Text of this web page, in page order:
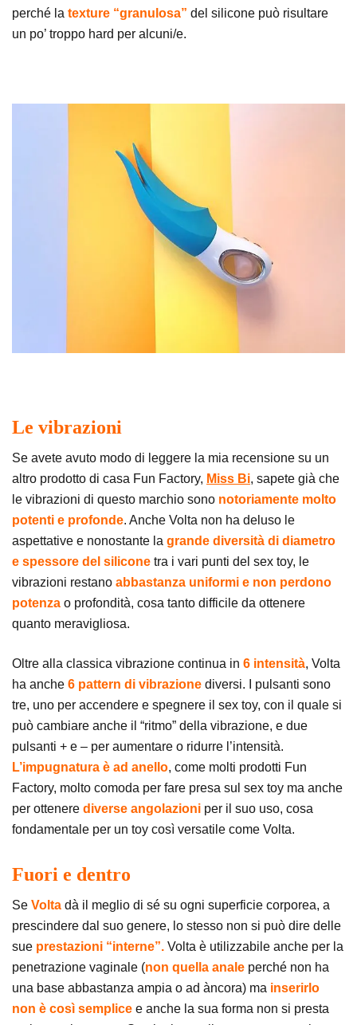
perché la texture “granulosa” del silicone può risultare
un po’ troppo hard per alcuni/e.
Le vibrazioni
Se avete avuto modo di leggere la mia recensione su un
altro prodotto di casa Fun Factory, Miss Bi, sapete già che
le vibrazioni di questo marchio sono notoriamente molto
potenti e profonde. Anche Volta non ha deluso le
aspettative e nonostante la grande diversità di diametro
e spessore del silicone tra i vari punti del sex toy, le
vibrazioni restano abbastanza uniformi e non perdono
potenza o profondità, cosa tanto difficile da ottenere
quanto meravigliosa.
Oltre alla classica vibrazione continua in 6 intensità, Volta
ha anche 6 pattern di vibrazione diversi. I pulsanti sono
tre, uno per accendere e spegnere il sex toy, con il quale si
può cambiare anche il “ritmo” della vibrazione, e due
pulsanti + e – per aumentare o ridurre l’intensità.
L’impugnatura è ad anello, come molti prodotti Fun
Factory, molto comoda per fare presa sul sex toy ma anche
per ottenere diverse angolazioni per il suo uso, cosa
fondamentale per un toy così versatile come Volta.
Fuori e dentro
Se Volta dà il meglio di sé su ogni superficie corporea, a
prescindere dal suo genere, lo stesso non si può dire delle
sue prestazioni “interne”. Volta è utilizzabile anche per la
penetrazione vaginale (non quella anale perché non ha
una base abbastanza ampia o ad àncora) ma inserirlo
non è così semplice e anche la sua forma non si presta